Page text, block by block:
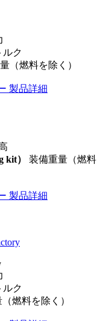
ルク
（燃料を除く）
製品詳細
kit） 装備重量（燃料
製品詳細
ルク
燃料を除く）